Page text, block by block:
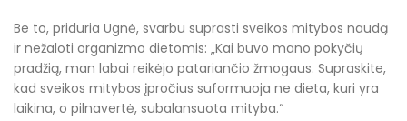
Be to, priduria Ugnė, svarbu suprasti sveikos mitybos naudą
ir nežaloti organizmo dietomis: „Kai buvo mano pokyčių
pradžią, man labai reikėjo patariančio žmogaus. Supraskite,
kad sveikos mitybos įpročius suformuoja ne dieta, kuri yra
laikina, o pilnavertė, subalansuota mityba.“